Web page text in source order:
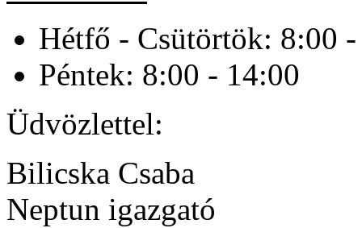
Hétfő - Csütörtök: 8:00
Péntek: 8:00 - 14:00
Üdvözlettel:
Bilicska Csaba
Neptun igazgató